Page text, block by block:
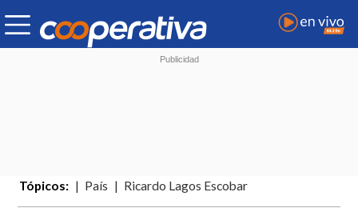
Tópicos: País Ricardo Lagos Escobar